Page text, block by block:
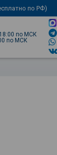
по РФ)
по МСК
по МСК